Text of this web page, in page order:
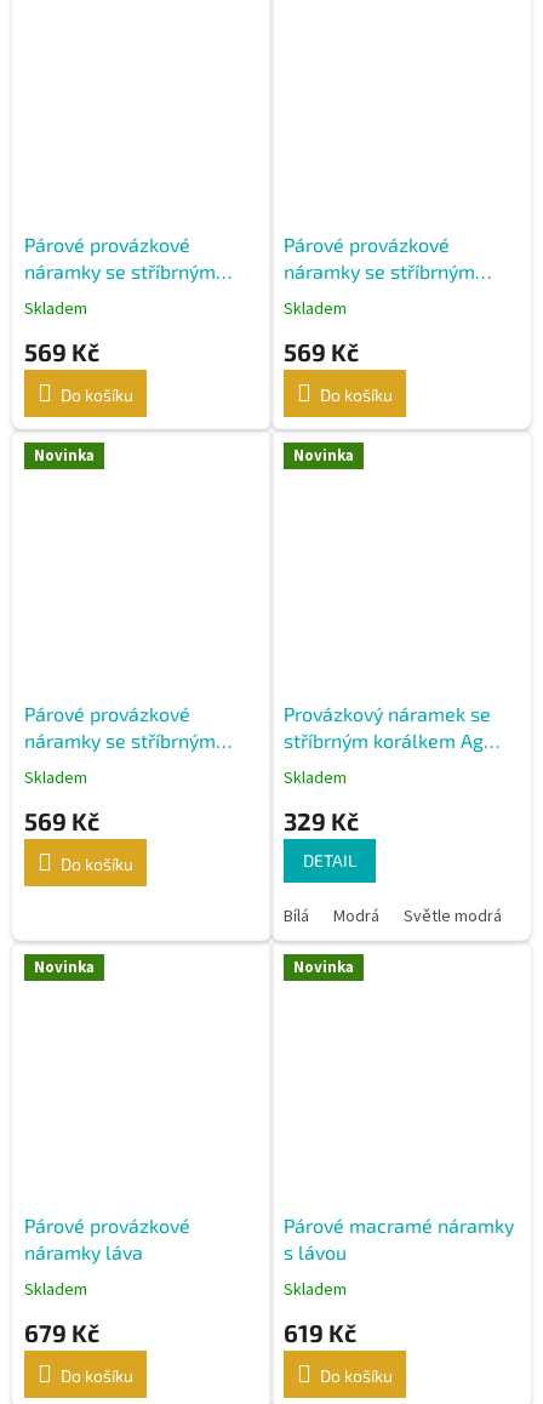
Párové provázkové
náramky se stříbrným
korálkem - modrá a
Skladem
569 Kč
Do košíku
Párové provázkové
náramky se stříbrným
korálkem - černá a bílá
Skladem
569 Kč
Do košíku
Novinka
Párové provázkové
náramky se stříbrným
korálkem - modrá a
Skladem
569 Kč
Do košíku
Novinka
Provázkový náramek se
stříbrným korálkem Ag
925
Skladem
329 Kč
DETAIL
Bílá Modrá Světle modrá
Novinka
Párové provázkové
náramky láva
Skladem
679 Kč
Do košíku
Novinka
Párové macramé náramky
s lávou
Skladem
619 Kč
Do košíku